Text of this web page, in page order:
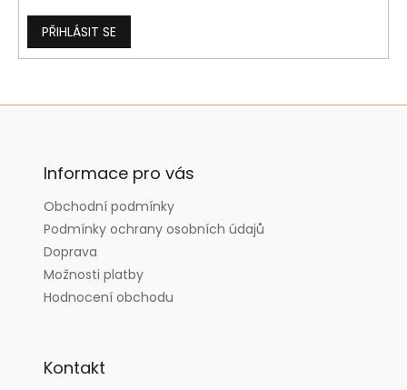
PŘIHLÁSIT SE
Z
Informace pro vás
Obchodní podmínky
Podmínky ochrany osobních údajů
Doprava
Možnosti platby
Hodnocení obchodu
Kontakt